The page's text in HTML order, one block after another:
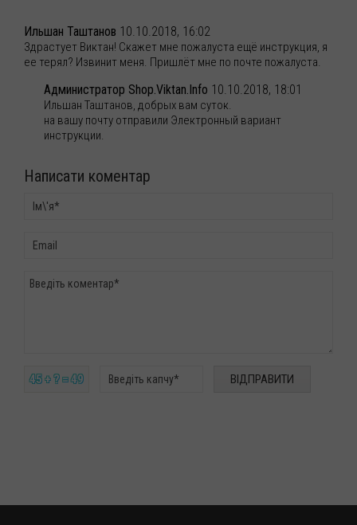
Ильшан Таштанов 10.10.2018, 16:02
Здрастует Виктан! Скажет мне пожалуста ещё инструкция, я
ее терял? Извинит меня. Пришлёт мне по почте пожалуста.
Администратор Shop.Viktan.Info 10.10.2018, 18:01
Ильшан Таштанов, добрых вам суток.
на вашу почту отправили Электронный вариант
инструкции.
Написати коментар
45 + ? = 49